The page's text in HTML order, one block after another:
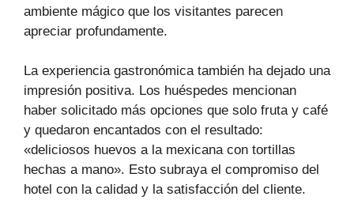
ambiente mágico que los visitantes parecen
apreciar profundamente.
La experiencia gastronómica también ha dejado una
impresión positiva. Los huéspedes mencionan
haber solicitado más opciones que solo fruta y café
y quedaron encantados con el resultado:
«deliciosos huevos a la mexicana con tortillas
hechas a mano». Esto subraya el compromiso del
hotel con la calidad y la satisfacción del cliente.